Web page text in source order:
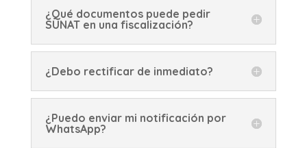
¿Qué documentos puede pedir
SUNAT en una fiscalización?
¿Debo rectificar de inmediato?
¿Puedo enviar mi notificación por
WhatsApp?